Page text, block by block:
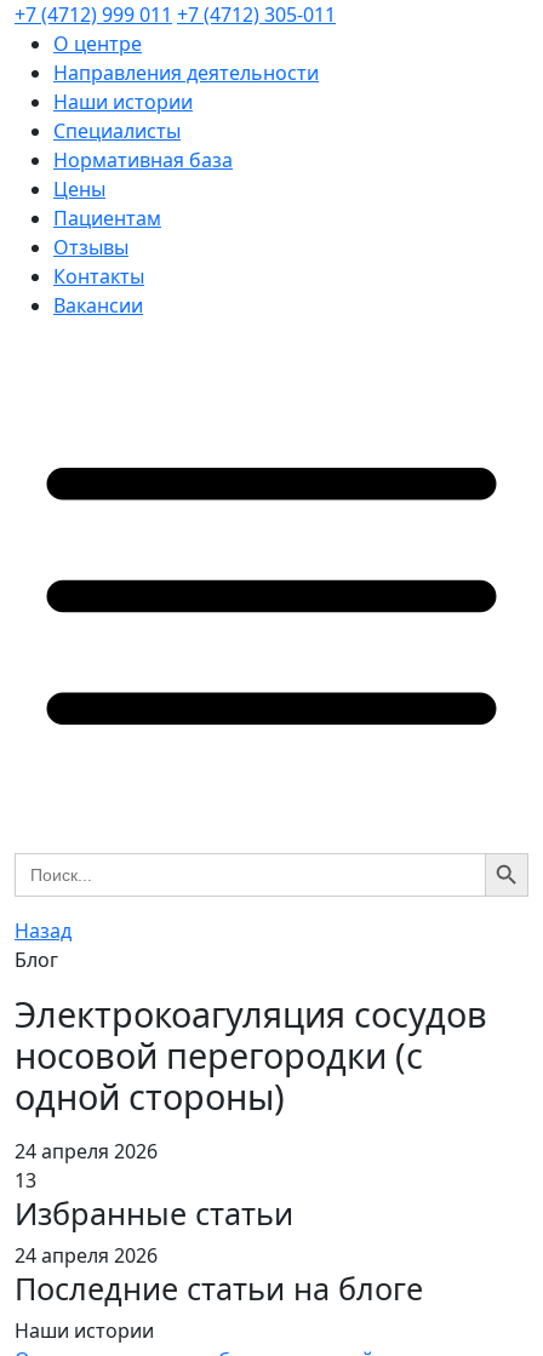
+7 (4712) 999 011 +7 (4712) 305-011
О центре
Направления деятельности
Наши истории
Специалисты
Нормативная база
Цены
Пациентам
Отзывы
Контакты
Вакансии
Search
for:
Search
Назад
Блог
Электрокоагуляция сосудов
носовой перегородки (с
одной стороны)
24 апреля 2026
13
Избранные статьи
24 апреля 2026
Последние статьи на блоге
Наши истории